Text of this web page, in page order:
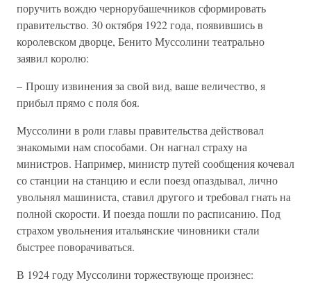
поручить вождю чернорубашечников сформировать
правительство. 30 октября 1922 года, появившись в
королевском дворце, Бенито Муссолини театрально
заявил королю:
– Прошу извинения за свой вид, ваше величество, я
прибыл прямо с поля боя.
Муссолини в роли главы правительства действовал
знакомыми нам способами. Он нагнал страху на
министров. Например, министр путей сообщения кочевал
со станции на станцию и если поезд опаздывал, лично
увольнял машиниста, ставил другого и требовал гнать на
полной скорости. И поезда пошли по расписанию. Под
страхом увольнения итальянские чиновники стали
быстрее поворачиваться.
В 1924 году Муссолини торжествующе произнес: